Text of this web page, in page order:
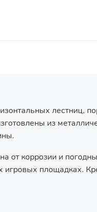
из
от коррозии и
игровых площадках.